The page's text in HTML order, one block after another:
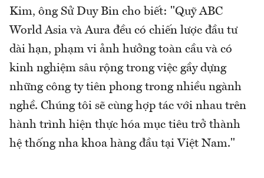
Kim, ông Sử Duy Bin cho biết: "Quỹ ABC
World Asia và Aura đều có chiến lược đầu tư
dài hạn, phạm vi ảnh hưởng toàn cầu và có
kinh nghiệm sâu rộng trong việc gầy dựng
những công ty tiên phong trong nhiều ngành
nghề. Chúng tôi sẽ cùng hợp tác với nhau trên
hành trình hiện thực hóa mục tiêu trở thành
hệ thống nha khoa hàng đầu tại Việt Nam."